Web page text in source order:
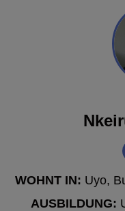
WOHNT IN: Uyo,
AUSBILDUNG: